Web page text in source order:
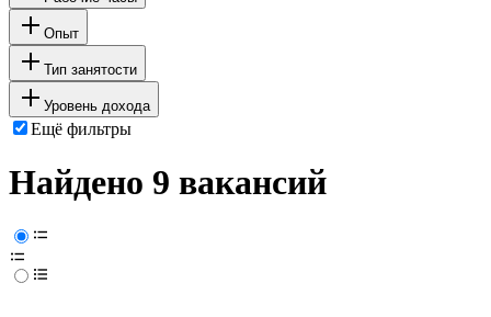
Опыт
Тип занятости
Уровень дохода
Ещё фильтры
Найдено 9 вакансий